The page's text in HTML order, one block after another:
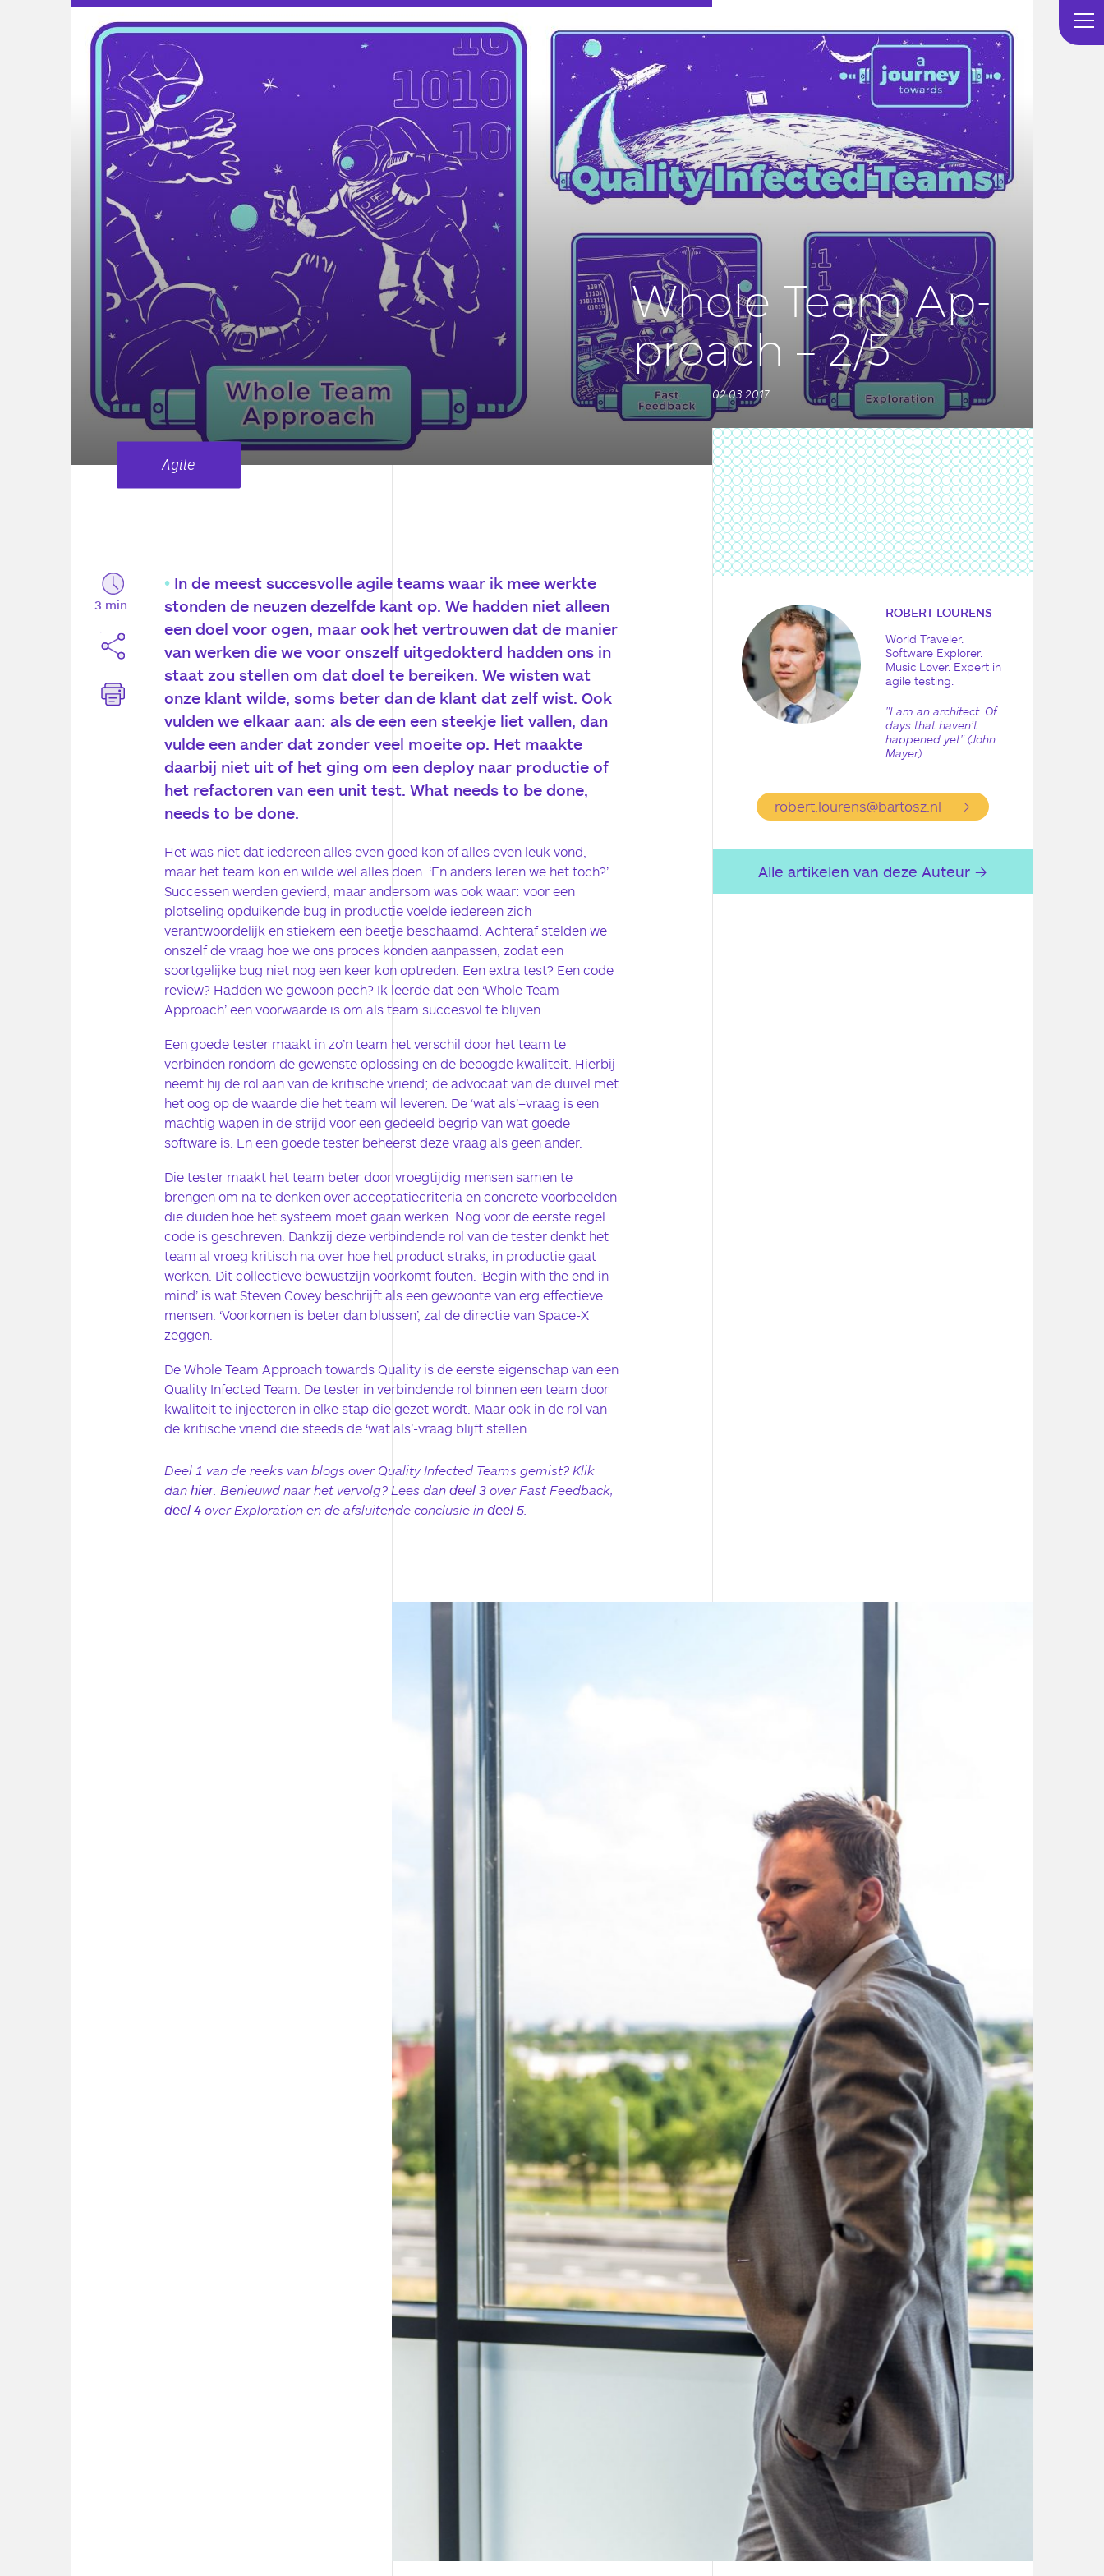
Whole Team Ap­
pro­ach – 2/5
02.03.2017
Agile
3 min.
In de meest succesvolle agile teams waar ik mee werkte
stonden de neuzen dezelfde kant op. We hadden niet alleen
een doel voor ogen, maar ook het vertrouwen dat de manier
van werken die we voor onszelf uitgedokterd hadden ons in
staat zou stellen om dat doel te bereiken. We wisten wat
onze klant wilde, soms beter dan de klant dat zelf wist. Ook
vulden we elkaar aan: als de een een steekje liet vallen, dan
vulde een ander dat zonder veel moeite op. Het maakte
daarbij niet uit of het ging om een deploy naar productie of
het refactoren van een unit test. What needs to be done,
needs to be done.
Het was niet dat iedereen alles even goed kon of alles even leuk vond,
maar het team kon en wilde wel alles doen. ‘En anders leren we het toch?’
Successen werden gevierd, maar andersom was ook waar: voor een
plotseling opduikende bug in productie voelde iedereen zich
verantwoordelijk en stiekem een beetje beschaamd. Achteraf stelden we
onszelf de vraag hoe we ons proces konden aanpassen, zodat een
soortgelijke bug niet nog een keer kon optreden. Een extra test? Een code
review? Hadden we gewoon pech? Ik leerde dat een ‘Whole Team
Approach’ een voorwaarde is om als team succesvol te blijven.
Een goede tester maakt in zo’n team het verschil door het team te
verbinden rondom de gewenste oplossing en de beoogde kwaliteit. Hierbij
neemt hij de rol aan van de kritische vriend; de advocaat van de duivel met
het oog op de waarde die het team wil leveren. De ‘wat als’–vraag is een
machtig wapen in de strijd voor een gedeeld begrip van wat goede
software is. En een goede tester beheerst deze vraag als geen ander.
Die tester maakt het team beter door vroegtijdig mensen samen te
brengen om na te denken over acceptatiecriteria en concrete voorbeelden
die duiden hoe het systeem moet gaan werken. Nog voor de eerste regel
code is geschreven. Dankzij deze verbindende rol van de tester denkt het
team al vroeg kritisch na over hoe het product straks, in productie gaat
werken. Dit collectieve bewustzijn voorkomt fouten. ‘Begin with the end in
mind’ is wat Steven Covey beschrijft als een gewoonte van erg effectieve
mensen. ‘Voorkomen is beter dan blussen’, zal de directie van Space-X
zeggen.
De Whole Team Approach towards Quality is de eerste eigenschap van een
Quality Infected Team. De tester in verbindende rol binnen een team door
kwaliteit te injecteren in elke stap die gezet wordt. Maar ook in de rol van
de kritische vriend die steeds de ‘wat als’-vraag blijft stellen.
Deel 1 van de reeks van blogs over Quality Infected Teams gemist? Klik
dan hier. Benieuwd naar het vervolg? Lees dan deel 3over Fast Feedback,
deel 4over Exploration en de afsluitende conclusie in deel 5.
ROBERT LOURENS
World Traveler.
Software Explorer.
Music Lover. Expert in
agile testing.
"I am an architect. Of
days that haven’t
happened yet" (John
Mayer)
robert.lourens@bartosz.nl
Alle artikelen van deze Auteur